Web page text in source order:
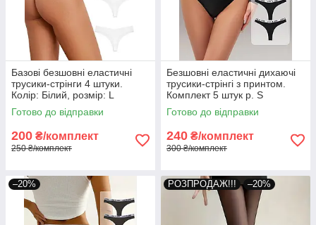
Базові безшовні еластичні
трусики-стрінги 4 штуки.
Колір: Білий, розмір: L
Готово до відправки
200 ₴/комплект
250 ₴/комплект
Безшовні еластичні дихаючі
трусики-стрінгі з принтом.
Комплект 5 штук р. S
Готово до відправки
240 ₴/комплект
300 ₴/комплект
–20% РОЗПРОДАЖ!!! –20%